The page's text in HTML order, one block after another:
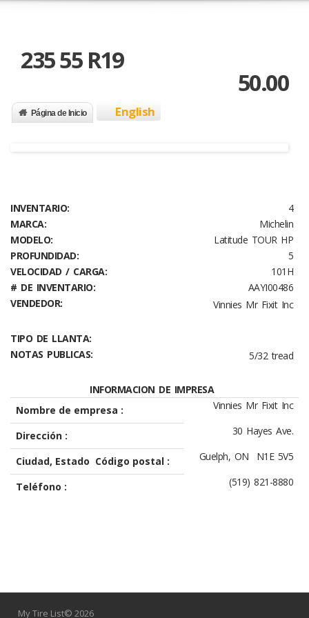
235 55 R19
50.00
Página de Inicio English
INVENTARIO:
4
MARCA:
Michelin
MODELO:
Latitude TOUR HP
PROFUNDIDAD:
5
VELOCIDAD / CARGA:
101H
# DE INVENTARIO:
AAYI00486
VENDEDOR:
Vinnies Mr Fixit Inc
TIPO DE LLANTA:
NOTAS PUBLICAS:
5/32 tread
INFORMACION DE IMPRESA
Nombre de empresa :
Vinnies Mr Fixit Inc
Dirección : 30 Hayes Ave.
Ciudad, Estado Código postal : Guelph, ON N1E 5V5
Teléfono : (519) 821-8880
My Tire List© 2026